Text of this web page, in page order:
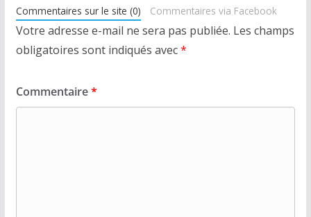
Commentaires sur le site (0) Commentaires via Facebook
Votre adresse e-mail ne sera pas publiée. Les champs
obligatoires sont indiqués avec*
Commentaire*